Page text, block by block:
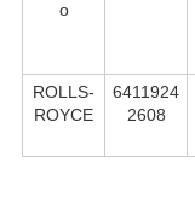
o
ROLLS-
ROYCE
6411924
2608